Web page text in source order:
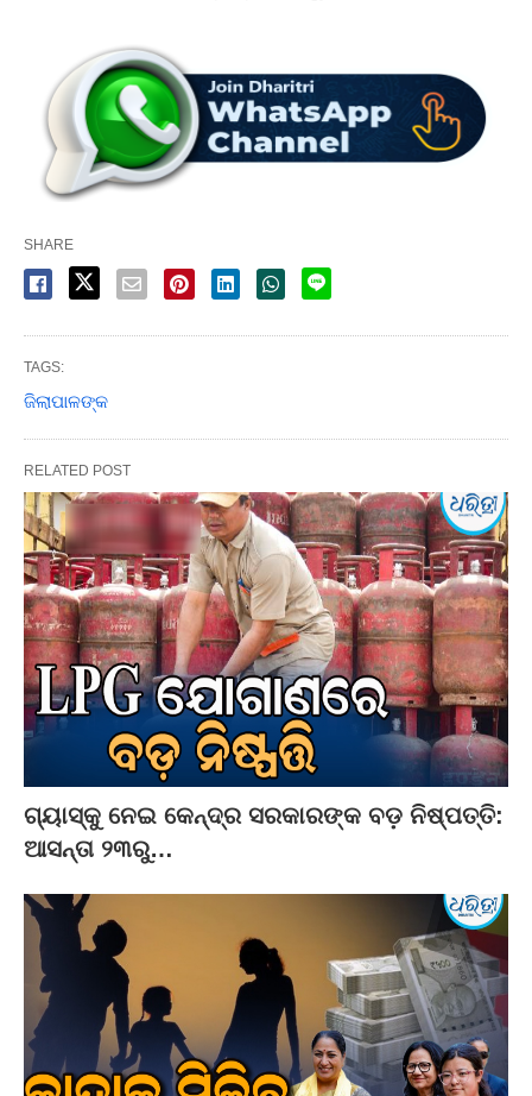
SHARE
TAGS:
ଜିଲାପାଳଙ୍କ
RELATED POST
ଗ୍ୟାସ୍‌କୁ ନେଇ କେନ୍ଦ୍ର ସରକାରଙ୍କ ବଡ଼ ନିଷ୍ପତ୍ତି:
ଆସନ୍ତା ୨୩ରୁ…